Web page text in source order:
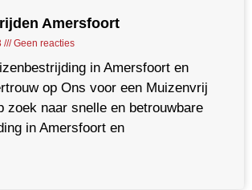
Amersfoort
Geen reacties
in Amersfoort en
op Ons voor een Muizenvrij
zoek naar snelle en betrouwbare
in Amersfoort en